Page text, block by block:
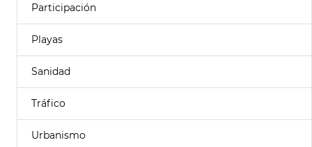
Participación
Playas
Sanidad
Tráfico
Urbanismo